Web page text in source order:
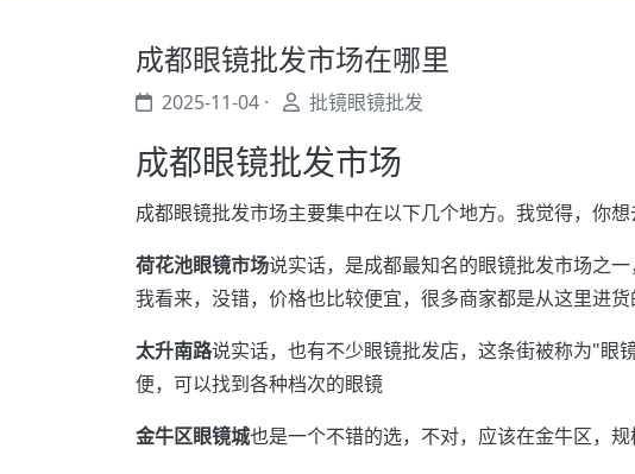
成都眼镜批发市场在哪里
2025-11-04 · 批镜眼镜批发
成都眼镜批发市场
成都眼镜批发市场主要集中在以下几个地方。我觉得，你想
荷花池眼镜市场说实话，是成都最知名的眼镜批发市场之
我看来，没错，价格也比较便宜，很多商家都是从这里进货
太升南路说实话，也有不少眼镜批发店，这条街被称为"眼
便，可以找到各种档次的眼镜
金牛区眼镜城也是一个不错的选，不对，应该在金牛区，